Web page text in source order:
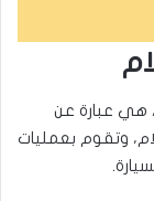
هي عبارة عن
وتقوم بعمليات